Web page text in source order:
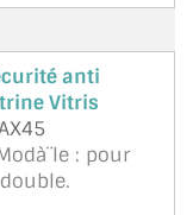
anti
Vitris
: pour
Décor :